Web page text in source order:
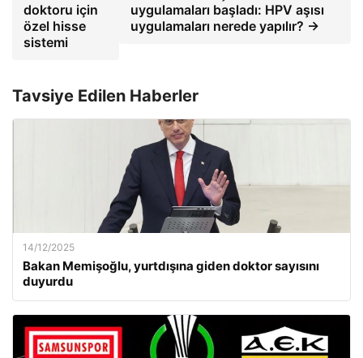
doktoru için
özel hisse
sistemi
uygulamaları başladı: HPV aşısı
uygulamaları nerede yapılır? →
Tavsiye Edilen Haberler
14/12/2025
Bakan Memişoğlu, yurtdışına giden doktor sayısını
duyurdu